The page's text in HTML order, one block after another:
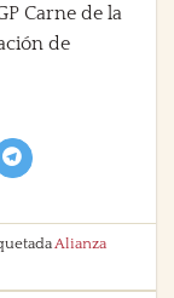
Carne de la
de
Alianza